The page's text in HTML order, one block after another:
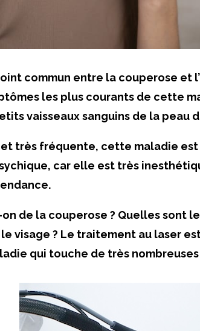
commun entre la couperose et
les plus courants de cette
vaisseaux sanguins de la peau
et très fréquente, cette maladie
car elle est très
de la couperose ? Quelles sont
visage ? Le traitement au laser
qui touche de très